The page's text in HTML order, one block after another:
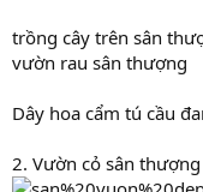
trồng cây trên sân
vườn rau sân thượng
Dây hoa cẩm tú cầu
2. Vườn cỏ sân